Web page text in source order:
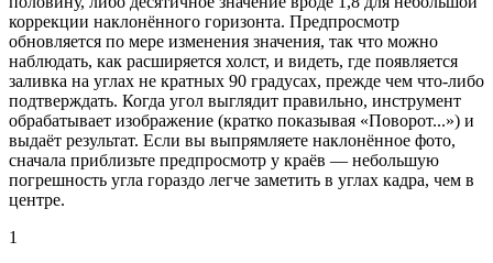
коррекции наклонённого горизонта. Предпросмотр
обновляется по мере изменения значения, так что можно
наблюдать, как расширяется холст, и видеть, где появляется
заливка на углах не кратных 90 градусах, прежде чем что-либо
подтверждать. Когда угол выглядит правильно, инструмент
обрабатывает изображение (кратко показывая «Поворот...») и
выдаёт результат. Если вы выпрямляете наклонённое фото,
сначала приблизьте предпросмотр у краёв — небольшую
погрешность угла гораздо легче заметить в углах кадра, чем в
центре.
1